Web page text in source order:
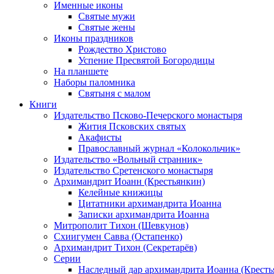
Именные иконы
Святые мужи
Святые жены
Иконы праздников
Рождество Христово
Успение Пресвятой Богородицы
На планшете
Наборы паломника
Святыня с малом
Книги
Издательство Псково-Печерского монастыря
Жития Псковских святых
Акафисты
Православный журнал «Колокольчик»
Издательство «Вольный странник»
Издательство Сретенского монастыря
Архимандрит Иоанн (Крестьянкин)
Келейные книжицы
Цитатники архимандрита Иоанна
Записки архимандрита Иоанна
Митрополит Тихон (Шевкунов)
Схиигумен Савва (Остапенко)
Архимандрит Тихон (Секретарёв)
Серии
Наследный дар архимандрита Иоанна